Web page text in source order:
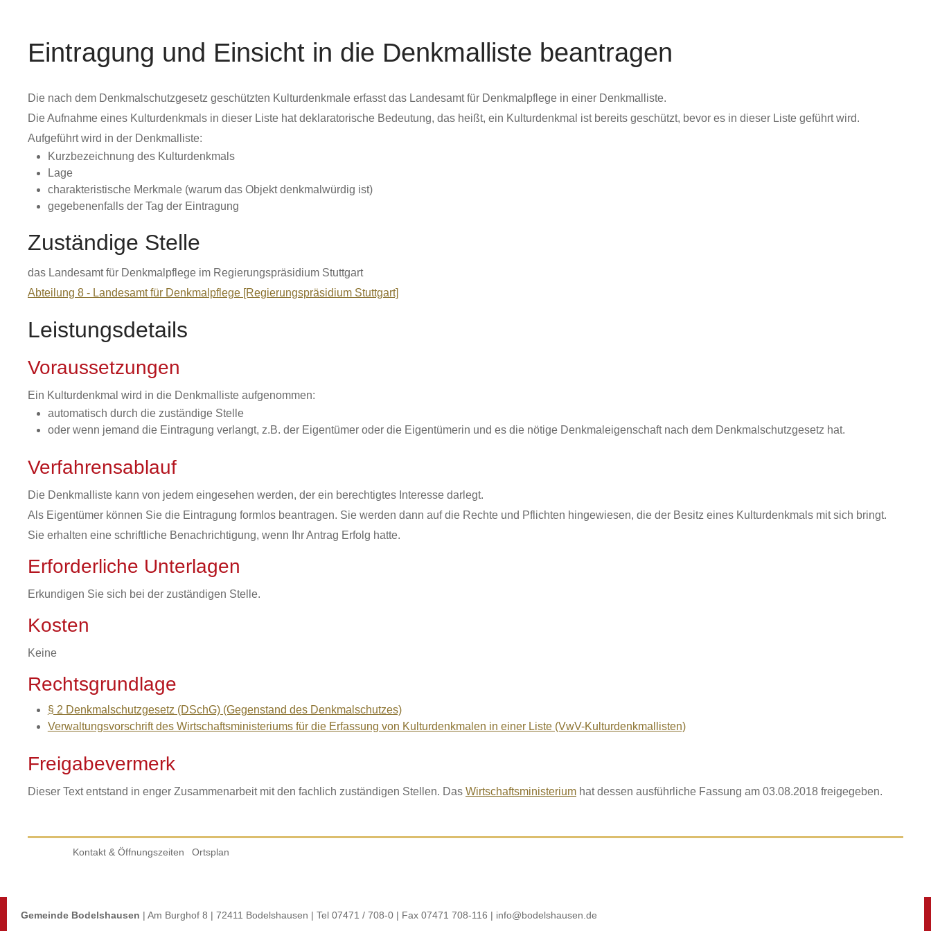
Eintragung und Einsicht in die Denkmalliste beantragen
Die nach dem Denkmalschutzgesetz geschützten Kulturdenkmale erfasst das Landesamt für Denkmalpflege in einer Denkmalliste.
Die Aufnahme eines Kulturdenkmals in dieser Liste hat deklaratorische Bedeutung, das heißt, ein Kulturdenkmal ist bereits geschützt, bevor es in dieser Liste geführt wird.
Aufgeführt wird in der Denkmalliste:
Kurzbezeichnung des Kulturdenkmals
Lage
charakteristische Merkmale (warum das Objekt denkmalwürdig ist)
gegebenenfalls der Tag der Eintragung
Zuständige Stelle
das Landesamt für Denkmalpflege im Regierungspräsidium Stuttgart
Abteilung 8 - Landesamt für Denkmalpflege [Regierungspräsidium Stuttgart]
Leistungsdetails
Voraussetzungen
Ein Kulturdenkmal wird in die Denkmalliste aufgenommen:
automatisch durch die zuständige Stelle
oder wenn jemand die Eintragung verlangt, z.B. der Eigentümer oder die Eigentümerin und es die nötige Denkmaleigenschaft nach dem Denkmalschutzgesetz hat.
Verfahrensablauf
Die Denkmalliste kann von jedem eingesehen werden, der ein berechtigtes Interesse darlegt.
Als Eigentümer können Sie die Eintragung formlos beantragen. Sie werden dann auf die Rechte und Pflichten hingewiesen, die der Besitz eines Kulturdenkmals mit sich bringt.
Sie erhalten eine schriftliche Benachrichtigung, wenn Ihr Antrag Erfolg hatte.
Erforderliche Unterlagen
Erkundigen Sie sich bei der zuständigen Stelle.
Kosten
Keine
Rechtsgrundlage
§ 2 Denkmalschutzgesetz (DSchG) (Gegenstand des Denkmalschutzes)
Verwaltungsvorschrift des Wirtschaftsministeriums für die Erfassung von Kulturdenkmalen in einer Liste (VwV-Kulturdenkmallisten)
Freigabevermerk
Dieser Text entstand in enger Zusammenarbeit mit den fachlich zuständigen Stellen. Das Wirtschaftsministerium hat dessen ausführliche Fassung am 03.08.2018 freigegeben.
Kontakt & Öffnungszeiten Ortsplan
Gemeinde Bodelshausen | Am Burghof 8 | 72411 Bodelshausen | Tel 07471 / 708-0 | Fax 07471 708-116 | info@bodelshausen.de